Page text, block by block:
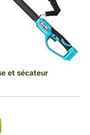
et sécateur